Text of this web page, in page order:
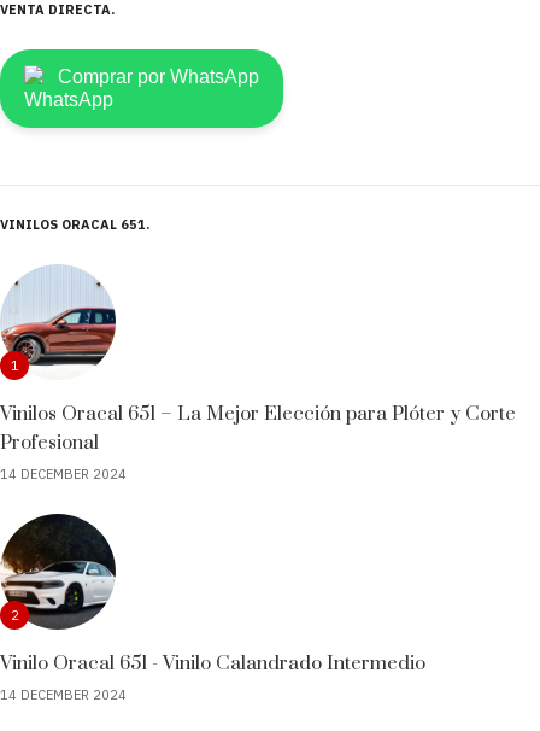
VENTA DIRECTA
Comprar por WhatsApp
VINILOS ORACAL 651
1
Vinilos Oracal 651 – La Mejor Elección para Plóter y Corte
Profesional
14 DECEMBER 2024
2
Vinilo Oracal 651 - Vinilo Calandrado Intermedio
14 DECEMBER 2024